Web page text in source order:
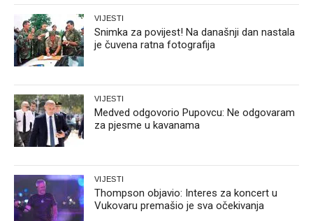
VIJESTI
Snimka za povijest! Na današnji dan nastala
je čuvena ratna fotografija
VIJESTI
Medved odgovorio Pupovcu: Ne odgovaram
za pjesme u kavanama
VIJESTI
Thompson objavio: Interes za koncert u
Vukovaru premašio je sva očekivanja